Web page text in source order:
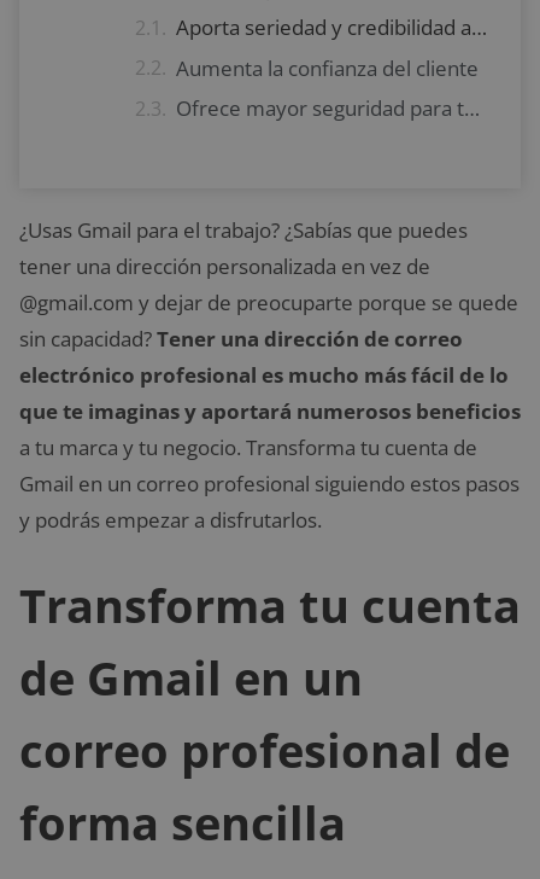
Aporta seriedad y credibilidad al negocio
Aumenta la confianza del cliente
Ofrece mayor seguridad para tus datos
¿Usas Gmail para el trabajo? ¿Sabías que puedes
tener una dirección personalizada en vez de
@gmail.com y dejar de preocuparte porque se quede
sin capacidad?Tener una dirección de correo
electrónico profesional es mucho más fácil de lo
que te imaginas y aportará numerosos beneficios
a tu marca y tu negocio. Transforma tu cuenta de
Gmail en un correo profesional siguiendo estos pasos
y podrás empezar a disfrutarlos.
Transforma tu cuenta
de Gmail en un
correo profesional de
forma sencilla